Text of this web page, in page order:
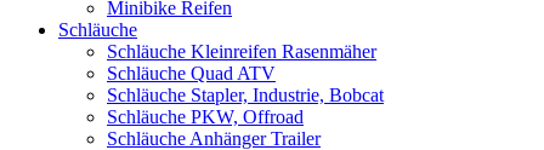
Minibike Reifen
Schläuche
Schläuche Kleinreifen Rasenmäher
Schläuche Quad ATV
Schläuche Stapler, Industrie, Bobcat
Schläuche PKW, Offroad
Schläuche Anhänger Trailer